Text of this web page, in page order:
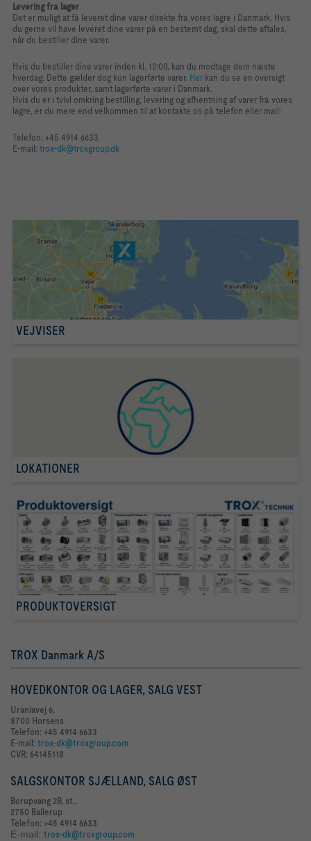
Levering fra lager
Det er muligt at få leveret dine varer direkte fra vores lagre i Danmark. Hvis
du gerne vil have leveret dine varer på en bestemt dag, skal dette aftales,
når du bestiller dine varer.
Hvis du bestiller dine varer inden kl. 12:00, kan du modtage dem næste
hverdag. Dette gælder dog kun lagerførte varer. Her kan du se en oversigt
over vores produkter, samt lagerførte varer i Danmark.
Hvis du er i tvivl omkring bestilling, levering og afhentning af varer fra vores
lagre, er du mere end velkommen til at kontakte os på telefon eller mail:
Telefon: +45 4914 6633
E-mail: trox-dk@troxgroup.dk
VEJVISER
LOKATIONER
PRODUKTOVERSIGT
TROX Danmark A/S
HOVEDKONTOR OG LAGER, SALG VEST
Uraniavej 6,
8700 Horsens
Telefon: +45 4914 6633
E-mail: trox-dk@troxgroup.com
CVR: 64145118
SALGSKONTOR SJÆLLAND, SALG ØST
Borupvang 2B, st.,
2750 Ballerup
Telefon: +45 4914 6633
E-mail: trox-dk@troxgroup.com